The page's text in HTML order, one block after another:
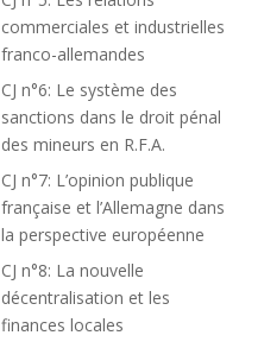
commerciales et industrielles
franco-allemandes
CJ n°6: Le système des
sanctions dans le droit pénal
des mineurs en R.F.A.
CJ n°7: L’opinion publique
française et l’Allemagne dans
la perspective européenne
CJ n°8: La nouvelle
décentralisation et les
finances locales